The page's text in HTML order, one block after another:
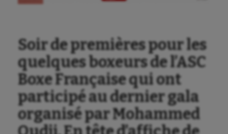
Soir de premières pour les
quelques boxeurs de l’ASC
Boxe Française qui ont
participé au dernier gala
organisé par Mohammed